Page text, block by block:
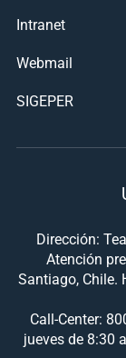
Intranet
Webmail
SIGEPER
Dirección:
Atención
Santiago, Chile.
Call-Center:
jueves de 8:30